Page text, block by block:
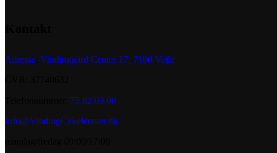
Adresse Vindinggård Center 17, 7100 Vejle
75 82 03 06
Info@VindingCykelcenter.dk